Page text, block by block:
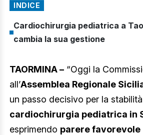
INDICE
Cardiochirurgia pediatrica a
cambia la sua gestione
TAORMINA – “Oggi la
all’Assemblea Regionale
un passo decisivo per la
cardiochirurgia pediatrica in
esprimendo parere favorevole